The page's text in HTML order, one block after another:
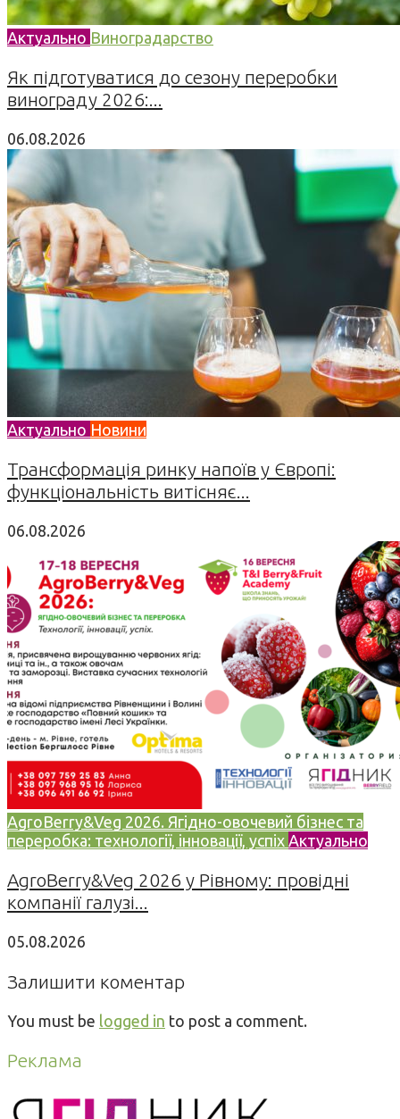
Актуально Виноградарство
Як підготуватися до сезону переробки
винограду 2026:...
06.08.2026
Актуально Новини
Трансформація ринку напоїв у Європі:
функціональність витісняє...
06.08.2026
AgroBerry&Veg 2026. Ягідно-овочевий бізнес та
переробка: технології, інновації, успіх Актуально
AgroBerry&Veg 2026 у Рівному: провідні
компанії галузі...
05.08.2026
Залишити коментар
You must be logged in to post a comment.
Реклама